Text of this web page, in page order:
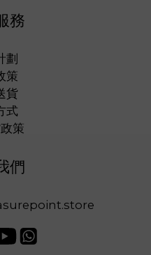
務
劃
策
貨
式
策
們